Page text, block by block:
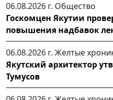
06.08.2026 г. Общество
Госкомцен Якутии
повышения надбавок
06.08.2026 г. Желтые
Якутский архитектор
Тумусов